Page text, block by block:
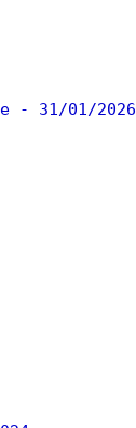
- 31/01/2026